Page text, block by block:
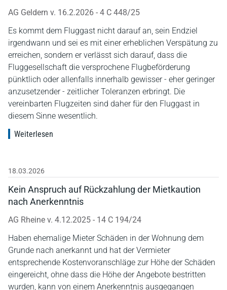
AG Geldern v. 16.2.2026 - 4 C 448/25
Es kommt dem Fluggast nicht darauf an, sein Endziel
irgendwann und sei es mit einer erheblichen Verspätung zu
erreichen, sondern er verlässt sich darauf, dass die
Fluggesellschaft die versprochene Flugbeförderung
pünktlich oder allenfalls innerhalb gewisser - eher geringer
anzusetzender - zeitlicher Toleranzen erbringt. Die
vereinbarten Flugzeiten sind daher für den Fluggast in
diesem Sinne wesentlich.
Weiterlesen
18.03.2026
Kein Anspruch auf Rückzahlung der Mietkaution
nach Anerkenntnis
AG Rheine v. 4.12.2025 - 14 C 194/24
Haben ehemalige Mieter Schäden in der Wohnung dem
Grunde nach anerkannt und hat der Vermieter
entsprechende Kostenvoranschläge zur Höhe der Schäden
eingereicht, ohne dass die Höhe der Angebote bestritten
wurden, kann von einem Anerkenntnis ausgegangen